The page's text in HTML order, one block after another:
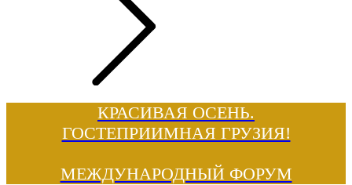
КРАСИВАЯ ОСЕНЬ.
ГОСТЕПРИИМНАЯ ГРУЗИЯ!
МЕЖДУНАРОДНЫЙ ФОРУМ